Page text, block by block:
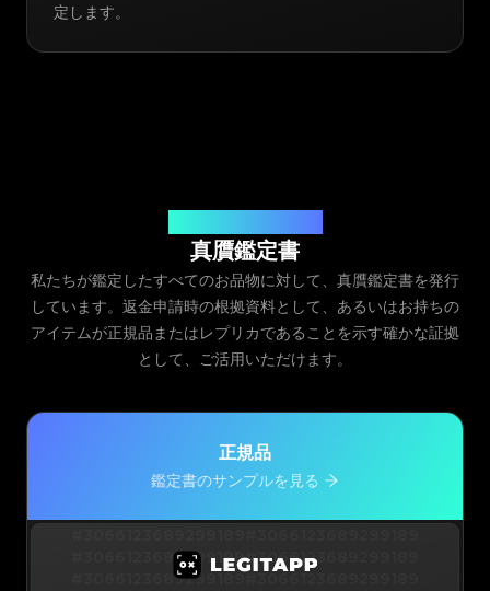
定します。
真贋鑑定書
私たちが鑑定したすべてのお品物に対して、真贋鑑定書を発行
しています。返金申請時の根拠資料として、あるいはお持ちの
アイテムが正規品またはレプリカであることを示す確かな証拠
として、ご活用いただけます。
正規品
鑑定書のサンプルを見る
#3066123689299189#3066123689299189
#3066123689299189#3066123689299189